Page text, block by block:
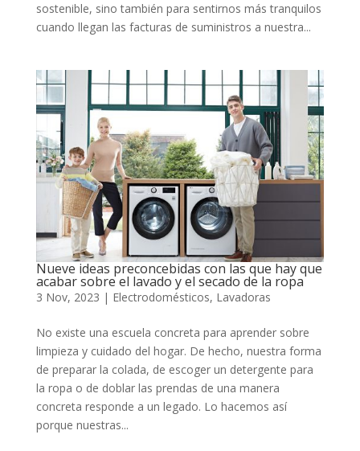
sostenible, sino también para sentirnos más tranquilos
cuando llegan las facturas de suministros a nuestra...
Nueve ideas preconcebidas con las que hay que
acabar sobre el lavado y el secado de la ropa
3 Nov, 2023 | Electrodomésticos, Lavadoras
No existe una escuela concreta para aprender sobre
limpieza y cuidado del hogar. De hecho, nuestra forma
de preparar la colada, de escoger un detergente para
la ropa o de doblar las prendas de una manera
concreta responde a un legado. Lo hacemos así
porque nuestras...